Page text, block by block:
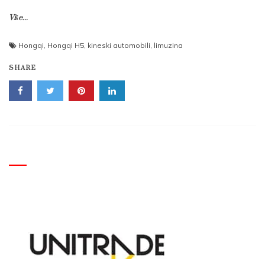
Više...
Hongqi, Hongqi H5, kineski automobili, limuzina
SHARE